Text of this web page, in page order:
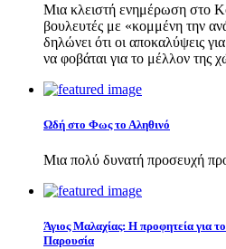
Μια κλειστή ενημέρωση στο
βουλευτές με «κομμένη την
δηλώνει ότι οι αποκαλύψεις
να φοβάται για το μέλλον της
Ωδή στο Φως το Αληθινό
Μια πολύ δυνατή προσευχή
Άγιος Μαλαχίας: Η προφητεία για
Παρουσία